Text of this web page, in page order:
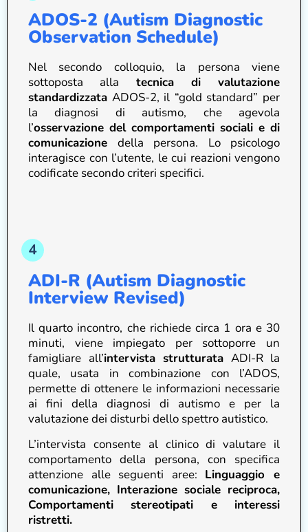
ADOS-2 (Autism Diagnostic
Observation Schedule)
Nel secondo colloquio, la persona viene
sottoposta alla tecnica di valutazione
standardizzata ADOS-2, il “gold standard” per
la diagnosi di autismo, che agevola
l’osservazione del comportamenti sociali e di
comunicazione della persona. Lo psicologo
interagisce con l’utente, le cui reazioni vengono
codificate secondo criteri specifici.
ADI-R (Autism Diagnostic
Interview Revised)
Il quarto incontro, che richiede circa 1 ora e 30
minuti, viene impiegato per sottoporre un
famigliare all’intervista strutturata ADI-R la
quale, usata in combinazione con l’ADOS,
permette di ottenere le informazioni necessarie
ai fini della diagnosi di autismo e per la
valutazione dei disturbi dello spettro autistico.
L’intervista consente al clinico di valutare il
comportamento della persona, con specifica
attenzione alle seguenti aree: Linguaggio e
comunicazione, Interazione sociale reciproca,
Comportamenti stereotipati e interessi
ristretti.